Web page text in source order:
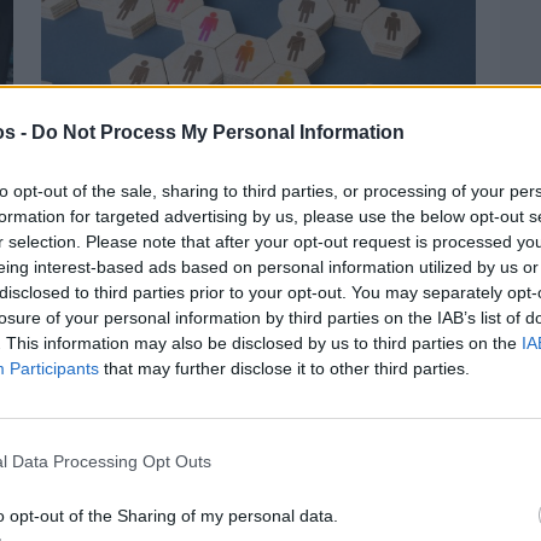
- Do Not Process My Personal Information
opt-out of the sale, sharing to third parties, or processing of your
for targeted advertising by us, please use the below opt-out
selection. Please note that after your opt-out request is processed
interest-based ads based on personal information utilized by us
to third parties prior to your opt-out. You may separately
of your personal information by third parties on the IAB’s list of
This information may also be disclosed by us to third parties on the
Participants that may further disclose it to other third parties.
Data Processing Opt Outs
opt-out of the Sharing of my personal data.
Πριν 3 ημέρες
Αδειάζουν τα νησιά – Το δημογραφικό στο
«κόκκινο»